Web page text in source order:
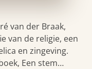
van der Braak,
van de religie, een
en zingeving.
Een stem…